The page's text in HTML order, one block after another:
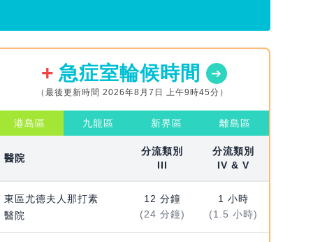
急症室輪候時間
（最後更新時間 2026年8月7日 上午9時45分）
港島區 九龍區 新界區 離島區
醫院
分流類別
III
分流類別
IV & V
東區尤德夫人那打素
醫院
12 分鐘
(24 分鐘)
1 小時
(1.5 小時)